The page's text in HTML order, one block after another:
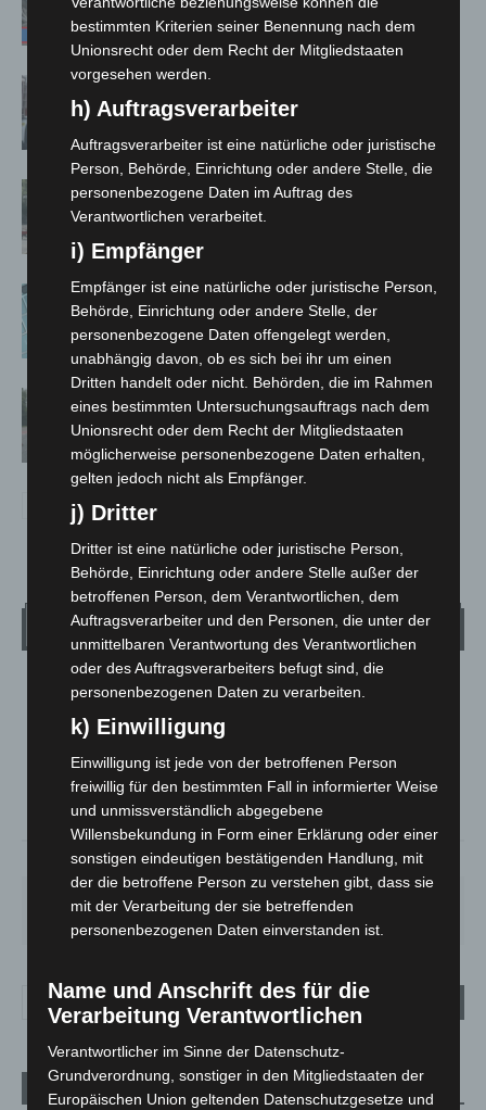
A7 – Polizei sucht Zeugen
Celle: Mensch stirbt bei Bagger-Unfall
auf Baustelle
Gasleitung bei McDonald’s-Umbau in
Langenhagen beschädigt
Anklage nach Abschaltung von
„Archetyp Market“ erhoben
Hannover: Polizei stoppt 166
Trunkenheitsfahrten bei
Großkontrolle
Wetter
LANGENHAGEN
Mäßig Bewölkt
22.9°C
°
37% 5.4m/s 29%
FR. SA.
27
SO.
32 °
bestimmten Kriterien seiner Benennung nach dem
Unionsrecht oder dem Recht der Mitgliedstaaten
vorgesehen werden.
h) Auftragsverarbeiter
Auftragsverarbeiter ist eine natürliche oder juristische
Person, Behörde, Einrichtung oder andere Stelle, die
personenbezogene Daten im Auftrag des
Verantwortlichen verarbeitet.
i) Empfänger
Empfänger ist eine natürliche oder juristische Person,
Behörde, Einrichtung oder andere Stelle, der
personenbezogene Daten offengelegt werden,
unabhängig davon, ob es sich bei ihr um einen
Dritten handelt oder nicht. Behörden, die im Rahmen
eines bestimmten Untersuchungsauftrags nach dem
Unionsrecht oder dem Recht der Mitgliedstaaten
möglicherweise personenbezogene Daten erhalten,
gelten jedoch nicht als Empfänger.
j) Dritter
Dritter ist eine natürliche oder juristische Person,
Behörde, Einrichtung oder andere Stelle außer der
betroffenen Person, dem Verantwortlichen, dem
Auftragsverarbeiter und den Personen, die unter der
unmittelbaren Verantwortung des Verantwortlichen
oder des Auftragsverarbeiters befugt sind, die
personenbezogenen Daten zu verarbeiten.
k) Einwilligung
Einwilligung ist jede von der betroffenen Person
freiwillig für den bestimmten Fall in informierter Weise
und unmissverständlich abgegebene
Willensbekundung in Form einer Erklärung oder einer
sonstigen eindeutigen bestätigenden Handlung, mit
der die betroffene Person zu verstehen gibt, dass sie
mit der Verarbeitung der sie betreffenden
personenbezogenen Daten einverstanden ist.
Name und Anschrift des für die
Verarbeitung Verantwortlichen
Verantwortlicher im Sinne der Datenschutz-
Grundverordnung, sonstiger in den Mitgliedstaaten der
Europäischen Union geltenden Datenschutzgesetze und